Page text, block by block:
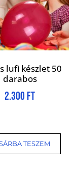
lufi készlet 50
darabos
2.300 Ft
TESZEM